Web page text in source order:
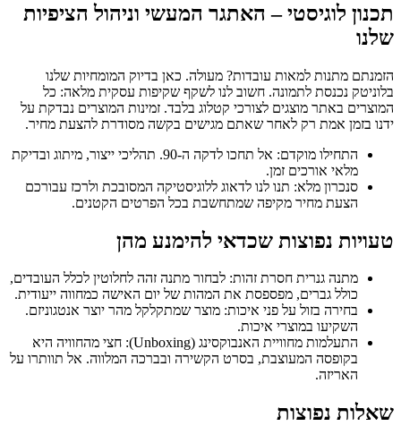
תכנון לוגיסטי – האתגר המעשי וניהול הציפיות
שלנו
הזמנתם מתנות למאות עובדות? מעולה. כאן בדיוק המומחיות שלנו
בלוניטק נכנסת לתמונה. חשוב לנו לשקף שקיפות עסקית מלאה: כל
המוצרים באתר מוצגים לצורכי קטלוג בלבד. זמינות המוצרים נבדקת על
ידנו בזמן אמת רק לאחר שאתם מגישים בקשה מסודרת להצעת מחיר.
התחילו מוקדם: אל תחכו לדקה ה-90. תהליכי ייצור, מיתוג ובדיקת
מלאי אורכים זמן.
סנכרון מלא: תנו לנו לדאוג ללוגיסטיקה המסובכת ולרכז עבורכם
הצעת מחיר מקיפה שמתחשבת בכל הפרטים הקטנים.
טעויות נפוצות שכדאי להימנע מהן
מתנה גנרית חסרת זהות: לבחור מתנה זהה לחלוטין לכלל העובדים,
כולל גברים, מפספסת את המהות של יום האישה כמחווה ייעודית.
בחירה בזול על פני איכות: מוצר שמתקלקל מהר יוצר אנטגוניזם.
השקיעו במוצרי איכות.
התעלמות מחוויית האנבוקסינג (Unboxing): חצי מהחוויה היא
בקופסה המעוצבת, בסרט הקשירה ובברכה המלווה. אל תוותרו על
האריזה.
שאלות נפוצות